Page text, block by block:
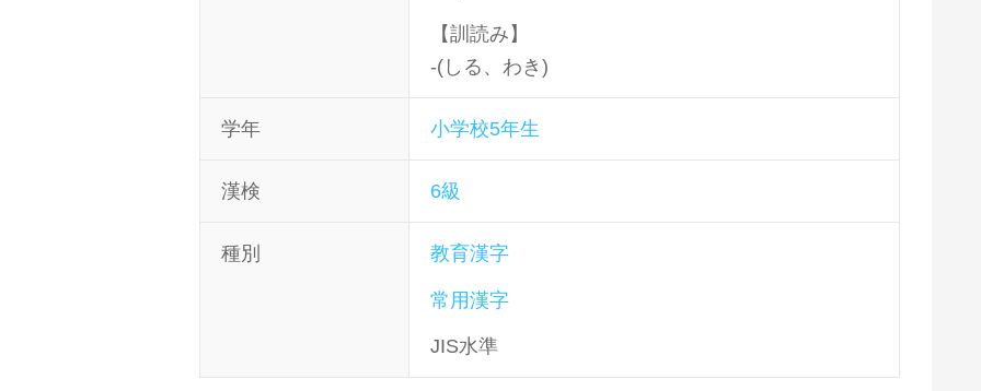
【訓読み】
-(しる、わき)
学年 小学校5年生
漢検 6級
種別 教育漢字
常用漢字
JIS水準